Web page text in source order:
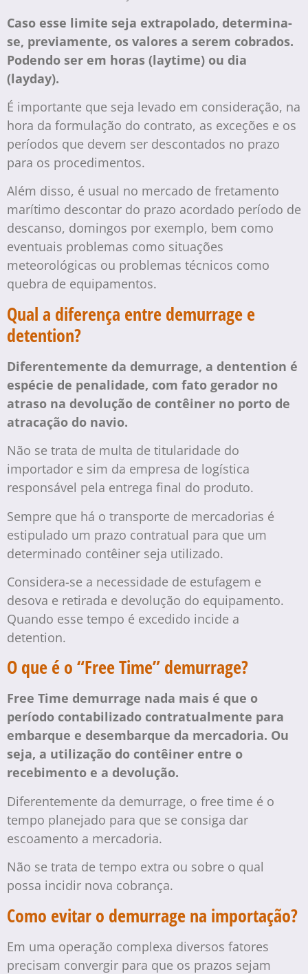
Caso esse limite seja extrapolado, determina-
se, previamente, os valores a serem cobrados.
Podendo ser em horas (laytime) ou dia
(layday).
É importante que seja levado em consideração, na
hora da formulação do contrato, as exceções e os
períodos que devem ser descontados no prazo
para os procedimentos.
Além disso, é usual no mercado de fretamento
marítimo descontar do prazo acordado período de
descanso, domingos por exemplo, bem como
eventuais problemas como situações
meteorológicas ou problemas técnicos como
quebra de equipamentos.
Qual a diferença entre demurrage e
detention?
Diferentemente da demurrage, a dentention é
espécie de penalidade, com fato gerador no
atraso na devolução de contêiner no porto de
atracação do navio.
Não se trata de multa de titularidade do
importador e sim da empresa de logística
responsável pela entrega final do produto.
Sempre que há o transporte de mercadorias é
estipulado um prazo contratual para que um
determinado contêiner seja utilizado.
Considera-se a necessidade de estufagem e
desova e retirada e devolução do equipamento.
Quando esse tempo é excedido incide a
detention.
O que é o “Free Time” demurrage?
Free Time demurrage nada mais é que o
período contabilizado contratualmente para
embarque e desembarque da mercadoria. Ou
seja, a utilização do contêiner entre o
recebimento e a devolução.
Diferentemente da demurrage, o free time é o
tempo planejado para que se consiga dar
escoamento a mercadoria.
Não se trata de tempo extra ou sobre o qual
possa incidir nova cobrança.
Como evitar o demurrage na importação?
Em uma operação complexa diversos fatores
precisam convergir para que os prazos sejam